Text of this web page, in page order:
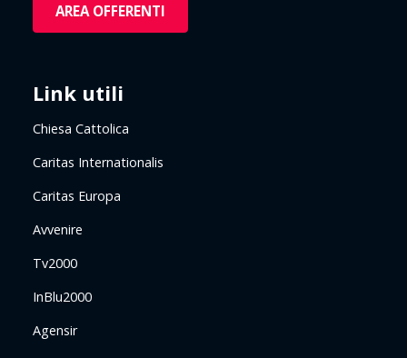
AREA OFFERENTI
Link utili
Chiesa Cattolica
Caritas Internationalis
Caritas Europa
Avvenire
Tv2000
InBlu2000
Agensir